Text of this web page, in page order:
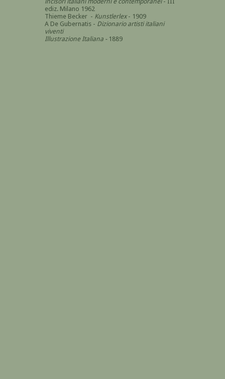
ediz. Milano 1962
Thieme Becker - Kunstlerlex- 1909
A De Gubernatis - Dizionario artisti italiani
viventi
Illustrazione Italiana - 1889